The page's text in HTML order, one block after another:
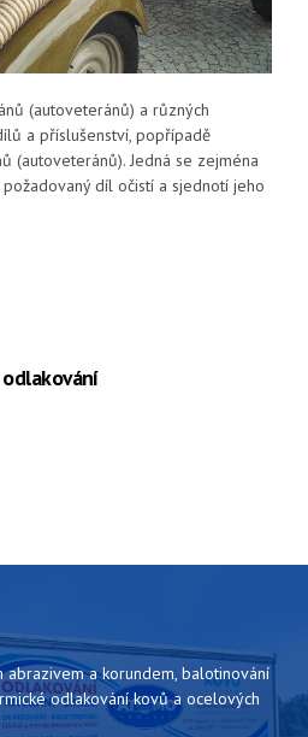
(autoveteránů) a různých
a příslušenství, popřípadě
(autoveteránů). Jedná se zejména
díl očistí a sjednotí jeho
abrazivem a korundem, balotinování
odlakování kovů a ocelových